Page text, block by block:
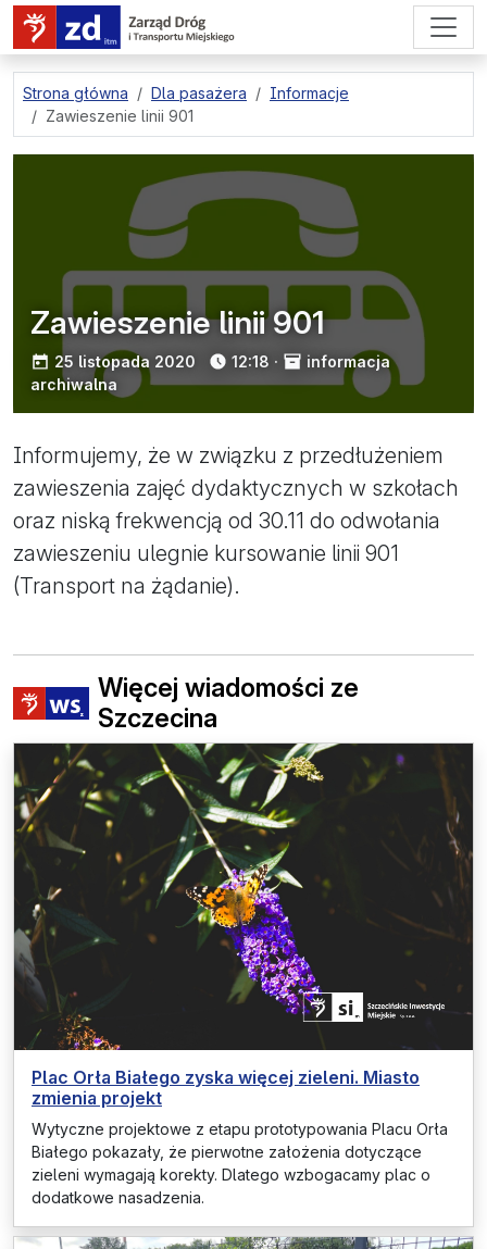
przejdź do treści strony
Strona główna Dla pasażera
Informacje
Zawieszenie linii 901
Zawieszenie linii 901
opublikowano:
25 listopada 2020 12:18 ·
informacja
archiwalna
Informujemy, że w związku z przedłużeniem
zawieszenia zajęć dydaktycznych w szkołach
oraz niską frekwencją od 30.11 do odwołania
zawieszeniu ulegnie kursowanie linii 901
(Transport na żądanie).
Więcej wiadomości ze
Szczecina
Plac Orła Białego zyska więcej zieleni. Miasto
zmienia projekt
Wytyczne projektowe z etapu prototypowania Placu Orła
Białego pokazały, że pierwotne założenia dotyczące
zieleni wymagają korekty. Dlatego wzbogacamy plac o
dodatkowe nasadzenia.